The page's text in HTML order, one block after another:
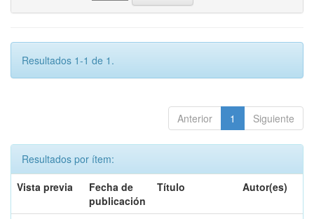
Resultados 1-1 de 1.
Anterior 1 Siguiente
Resultados por ítem:
Vista previa
Fecha de
publicación
Título Autor(es)